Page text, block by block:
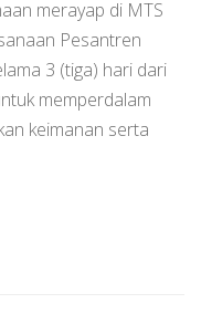
merayap di MTS
Pesantren
3 (tiga) hari dari
memperdalam
keimanan serta